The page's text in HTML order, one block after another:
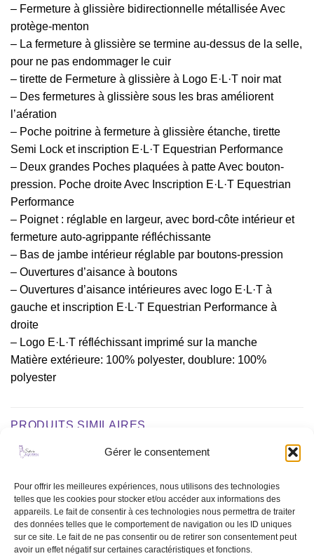
Gérer le consentement
Pour offrir les meilleures expériences, nous utilisons des technologies
telles que les cookies pour stocker et/ou accéder aux informations des
appareils. Le fait de consentir à ces technologies nous permettra de traiter
des données telles que le comportement de navigation ou les ID uniques
sur ce site. Le fait de ne pas consentir ou de retirer son consentement peut
avoir un effet négatif sur certaines caractéristiques et fonctions.
– Fermeture à glissière bidirectionnelle métallisée Avec
protège-menton
– La fermeture à glissière se termine au-dessus de la selle,
pour ne pas endommager le cuir
– tirette de Fermeture à glissière à Logo E·L·T noir mat
– Des fermetures à glissière sous les bras améliorent
l’aération
– Poche poitrine à fermeture à glissière étanche, tirette
Semi Lock et inscription E·L·T Equestrian Performance
– Deux grandes Poches plaquées à patte Avec bouton-
pression. Poche droite Avec Inscription E·L·T Equestrian
Performance
– Poignet : réglable en largeur, avec bord-côte intérieur et
fermeture auto-agrippante réfléchissante
– Bas de jambe intérieur réglable par boutons-pression
– Ouvertures d’aisance à boutons
– Ouvertures d’aisance intérieures avec logo E·L·T à
gauche et inscription E·L·T Equestrian Performance à
droite
– Logo E·L·T réfléchissant imprimé sur la manche
Matière extérieure: 100% polyester, doublure: 100%
polyester
PRODUITS SIMILAIRES
Ajouter
à la liste
de
souhaits
Ajouter
à la liste
de
souhaits